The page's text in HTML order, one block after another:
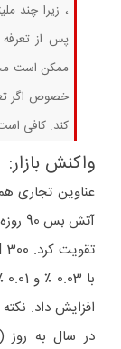
خصوص اگر
کند. کافی
واکنش بازار:
عناوین تجاری
آتش